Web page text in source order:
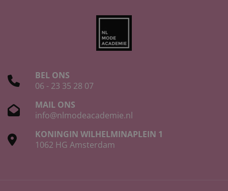
BEL ONS
06 - 23 35 28 07
MAIL ONS
info@nlmodeacademie.nl
KONINGIN WILHELMINAPLEIN 1
1062 HG Amsterdam